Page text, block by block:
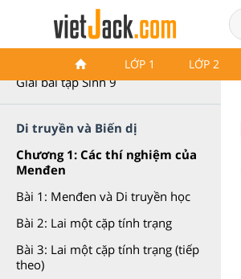
LỚP 1 LỚP 2
Giải bài tập Sinh 9
Di truyền và Biến dị
Chương 1: Các thí nghiệm của
Menđen
Bài 1: Menđen và Di truyền học
Bài 2: Lai một cặp tính trạng
Bài 3: Lai một cặp tính trạng (tiếp
theo)